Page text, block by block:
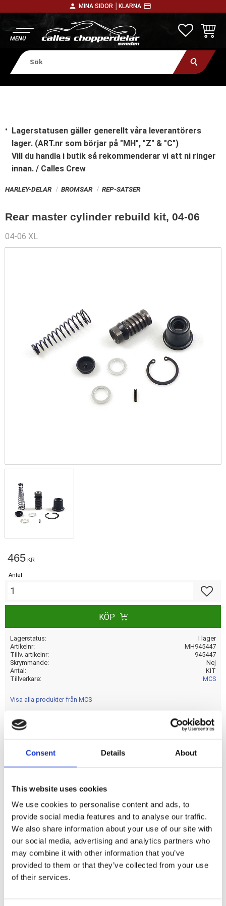
Consent Details About
This website uses cookies
We use cookies to personalise content and ads, to
provide social media features and to analyse our traffic.
We also share information about your use of our site with
our social media, advertising and analytics partners who
may combine it with other information that you’ve
provided to them or that they’ve collected from your use
of their services.
person MINA SIDOR │ KLARNA payment
Lagerstatusen gäller generellt våra leverantörers
lager. (ART.nr som börjar på "MH", "Z" & "C")
Vill du handla i butik så rekommenderar vi att ni ringer
innan. / Calles Crew
HARLEY-DELAR BROMSAR REP-SATSER
Rear master cylinder rebuild kit, 04-06
04-06 XL
465 KR
Antal
KÖP
Lagerstatus
I lager
Artikelnr
MH945447
Tillv. artikelnr
945447
Skrymmande
Nej
Antal
KIT
Tillverkare
MCS
Visa alla produkter från MCS
stockhuvudbromscylindern. OEM-referens 42810-04B.
Dela med dig
F
a
c
e
b
o
o
k
Omdömen
Du